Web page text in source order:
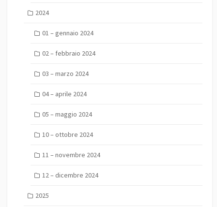
2024
01 – gennaio 2024
02 – febbraio 2024
03 – marzo 2024
04 – aprile 2024
05 – maggio 2024
10 – ottobre 2024
11 – novembre 2024
12 – dicembre 2024
2025